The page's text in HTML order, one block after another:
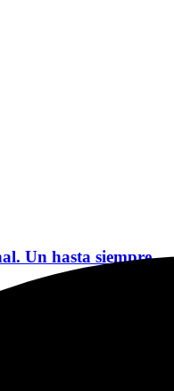
Un hasta siempre